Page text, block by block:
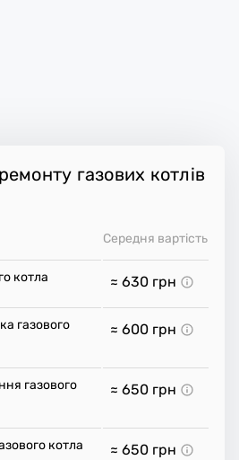
газових котлів
Середня вартість
котла ≈ 630 грн
газового
≈ 600 грн
газового
≈ 650 грн
котла ≈ 650 грн